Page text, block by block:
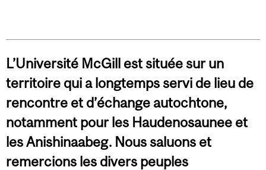
L’Université McGill est située sur un
territoire qui a longtemps servi de lieu de
rencontre et d’échange autochtone,
notamment pour les Haudenosaunee et
les Anishinaabeg. Nous saluons et
remercions les divers peuples